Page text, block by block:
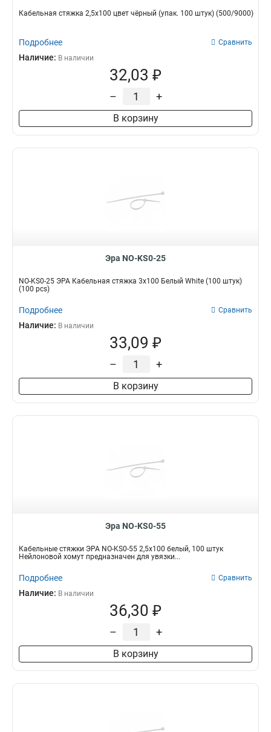
Кабельная стяжка 2,5х100 цвет чёрный (упак. 100 штук) (500/9000)
Подробнее Сравнить
Наличие: В наличии
32,03 ₽
– +
В корзину
Эра NO-KS0-25
NO-KS0-25 ЭРА Кабельная стяжка 3х100 Белый White (100 штук)
(100 pcs)
Подробнее Сравнить
Наличие: В наличии
33,09 ₽
– +
В корзину
Эра NO-KS0-55
Кабельные стяжки ЭРА NO-KS0-55 2,5х100 белый, 100 штук
Нейлоновой хомут предназначен для увязки...
Подробнее Сравнить
Наличие: В наличии
36,30 ₽
– +
В корзину